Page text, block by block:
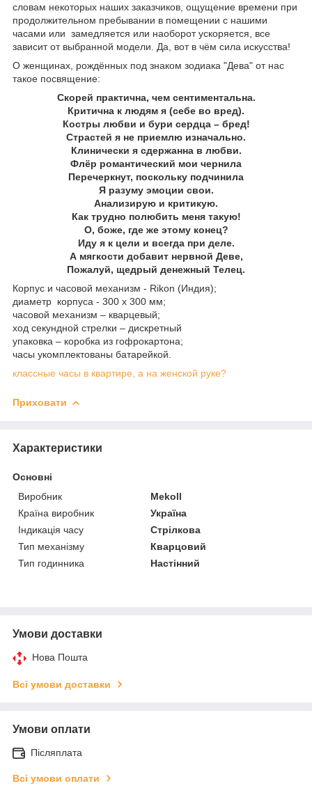
словам некоторых наших заказчиков, ощущение времени при
продолжительном пребывании в помещении с нашими
часами или замедляется или наоборот ускоряется, все
зависит от выбранной модели. Да, вот в чём сила искусства!
О женщинах, рождённых под знаком зодиака "Дева" от нас
такое посвящение:
Скорей практична, чем сентиментальна.
Критична к людям я (себе во вред).
Костры любви и бури сердца – бред!
Страстей я не приемлю изначально.
Клинически я сдержанна в любви.
Флёр романтический мои чернила
Перечеркнут, поскольку подчинила
Я разуму эмоции свои.
Анализирую и критикую.
Как трудно полюбить меня такую!
О, боже, где же этому конец?
Иду я к цели и всегда при деле.
А мягкости добавит нервной Деве,
Пожалуй, щедрый денежный Телец.
Корпус и часовой механизм - Rikon (Индия);
диаметр корпуса - 300 х 300 мм;
часовой механизм – кварцевый;
ход секундной стрелки – дискретный
упаковка – коробка из гофрокартона;
часы укомплектованы батарейкой.
классные часы в квартире, а на женской руке?
Приховати
Характеристики
Основні
Виробник
Mekoll
Країна виробник
Україна
Індикація часу
Стрілкова
Тип механізму
Кварцовий
Тип годинника
Настінний
Умови доставки
Нова Пошта
Всі умови доставки
Умови оплати
Післяплата
Всі умови оплати